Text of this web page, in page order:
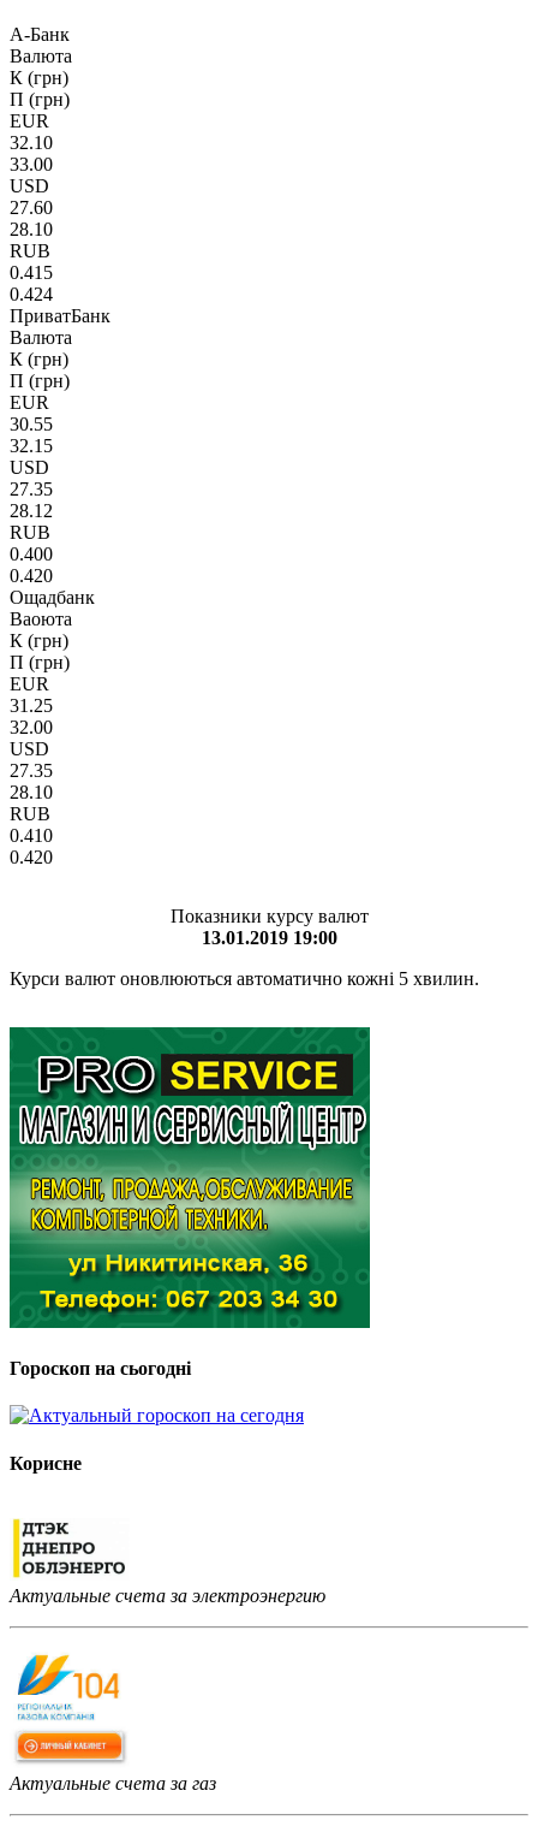
А-Банк
Валюта
К (грн)
П (грн)
EUR
32.10
33.00
USD
27.60
28.10
RUB
0.415
0.424
ПриватБанк
Валюта
К (грн)
П (грн)
EUR
30.55
32.15
USD
27.35
28.12
RUB
0.400
0.420
Ощадбанк
Ваоюта
К (грн)
П (грн)
EUR
31.25
32.00
USD
27.35
28.10
RUB
0.410
0.420
Показники курсу валют
13.01.2019 19:00
Курси валют оновлюються автоматично кожні 5 хвилин.
Гороскоп на сьогодні
Корисне
Актуальные счета за электроэнергию
Актуальные счета за газ